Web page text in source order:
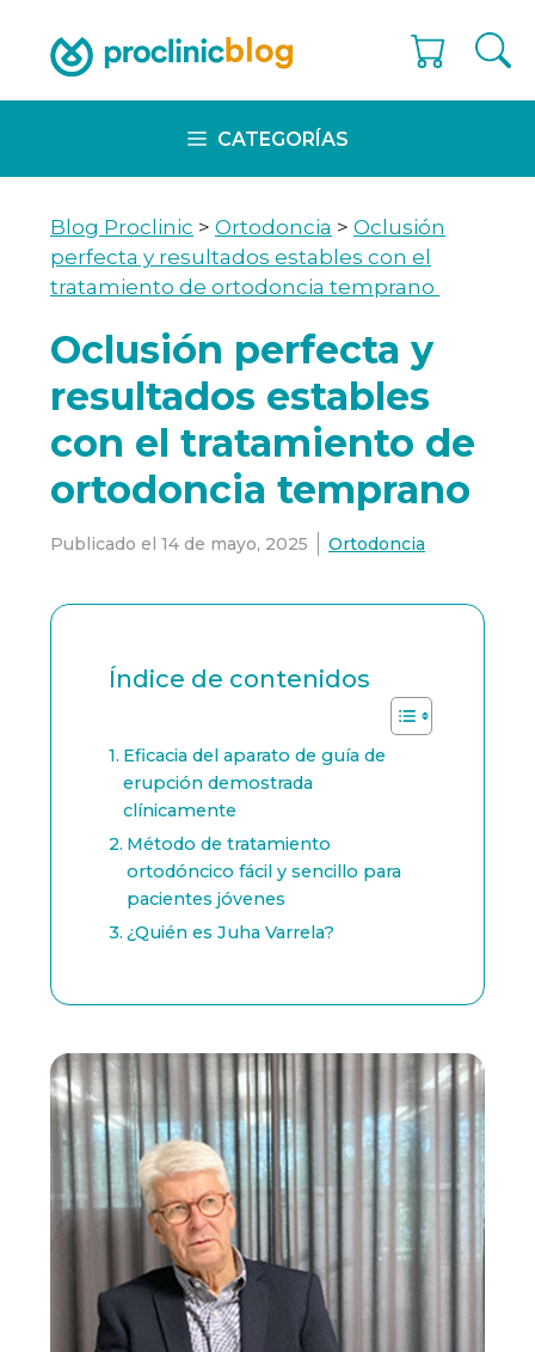
content
CATEGORÍAS
Blog Proclinic > Ortodoncia > Oclusión
perfecta y resultados estables con el
tratamiento de ortodoncia temprano
Oclusión perfecta y
resultados estables
con el tratamiento de
ortodoncia temprano
Publicado el 14 de mayo, 2025 Ortodoncia
Índice de contenidos
Eficacia del aparato de guía de
erupción demostrada
clínicamente
Método de tratamiento
ortodóncico fácil y sencillo para
pacientes jóvenes
¿Quién es Juha Varrela?